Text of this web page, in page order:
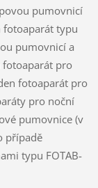
pumovnicí
fotoaparát typu
pumovnicí a
fotoaparát pro
fotoaparát pro
pro noční
pumovnice (v
případě
typu FOTAB-